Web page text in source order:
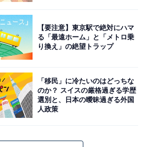
10位までのランキング結果を見る
【要注意】東京駅で絶対にハマ
る「最遠ホーム」と「メトロ乗
り換え」の絶望トラップ
「移民」に冷たいのはどっちな
のか？ スイスの厳格過ぎる学歴
選別と、日本の曖昧過ぎる外国
人政策